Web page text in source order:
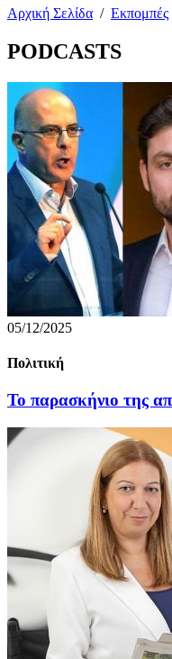
Αρχική Σελίδα / Εκπομπές
PODCASTS
05/12/2025
Πολιτική
Το παρασκήνιο της